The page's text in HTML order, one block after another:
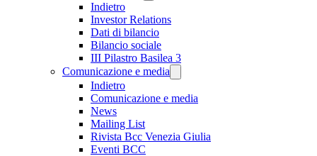
Indietro
Investor Relations
Dati di bilancio
Bilancio sociale
III Pilastro Basilea 3
Comunicazione e media
Indietro
Comunicazione e media
News
Mailing List
Rivista Bcc Venezia Giulia
Eventi BCC